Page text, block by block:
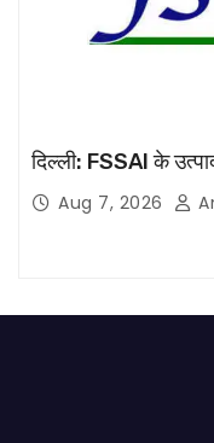
दिल्ली: FSSAI के
Aug 7, 2026